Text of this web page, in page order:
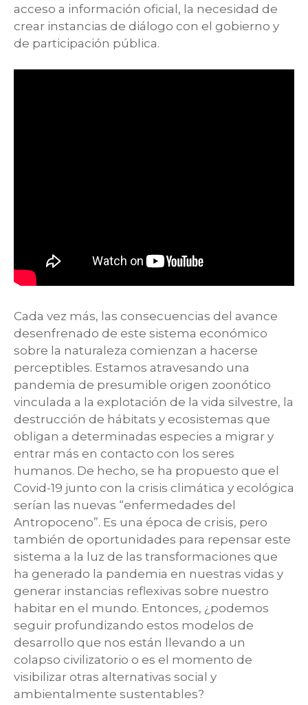
acceso a información oficial, la necesidad de
crear instancias de diálogo con el gobierno y
de participación pública.
Cada vez más, las consecuencias del avance
desenfrenado de este sistema económico
sobre la naturaleza comienzan a hacerse
perceptibles. Estamos atravesando una
pandemia de presumible origen zoonótico
vinculada a la explotación de la vida silvestre, la
destrucción de hábitats y ecosistemas que
obligan a determinadas especies a migrar y
entrar más en contacto con los seres
humanos. De hecho, se ha propuesto que el
Covid-19 junto con la crisis climática y ecológica
serían las nuevas “enfermedades del
Antropoceno”. Es una época de crisis, pero
también de oportunidades para repensar este
sistema a la luz de las transformaciones que
ha generado la pandemia en nuestras vidas y
generar instancias reflexivas sobre nuestro
habitar en el mundo. Entonces, ¿podemos
seguir profundizando estos modelos de
desarrollo que nos están llevando a un
colapso civilizatorio o es el momento de
visibilizar otras alternativas social y
ambientalmente sustentables?